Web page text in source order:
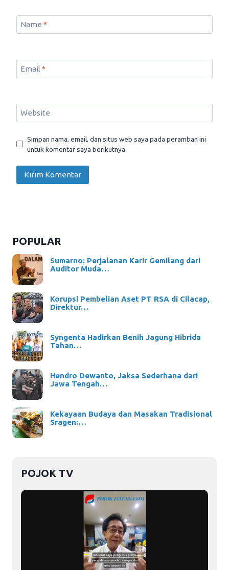
Name *
Email *
Website
Simpan nama, email, dan situs web saya pada peramban ini
untuk komentar saya berikutnya.
POPULAR
Sumarno: Perjalanan Karir Gemilang dari
Auditor Muda…
Korupsi Pembelian Aset PT RSA di Cilacap,
Direktur…
Syngenta Hadirkan Benih Jagung Hibrida
Tahan…
Hendro Dewanto, Jaksa Sederhana dari
Jawa Tengah…
Kekayaan Budaya dan Masakan Tradisional
Sragen:…
POJOK TV